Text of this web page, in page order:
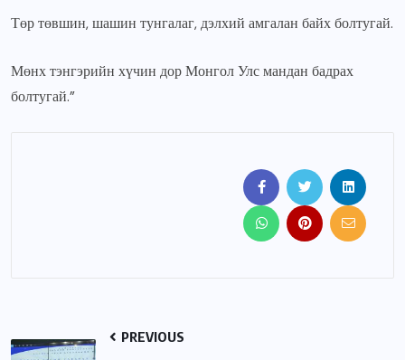
Төр төвшин, шашин тунгалаг, дэлхий амгалан байх болтугай.
Мөнх тэнгэрийн хүчин дор Монгол Улс мандан бадрах
болтугай.”
PREVIOUS